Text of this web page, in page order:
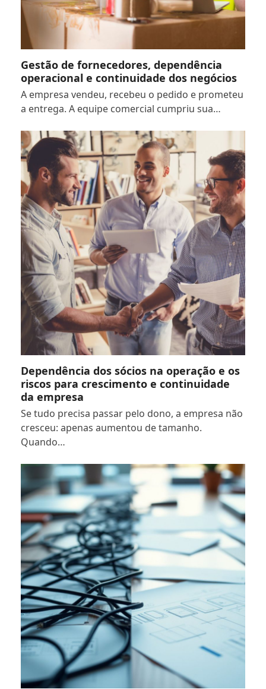
Gestão de fornecedores, dependência
operacional e continuidade dos negócios
A empresa vendeu, recebeu o pedido e prometeu
a entrega. A equipe comercial cumpriu sua…
Dependência dos sócios na operação e os
riscos para crescimento e continuidade
da empresa
Se tudo precisa passar pelo dono, a empresa não
cresceu: apenas aumentou de tamanho.
Quando…